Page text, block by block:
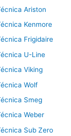
Ariston
Kenmore
Frigidaire
U-Line
Viking
Wolf
Smeg
Weber
Sub Zero